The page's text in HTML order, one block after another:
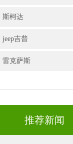
斯柯达
jeep吉普
雷克萨斯
推荐新闻